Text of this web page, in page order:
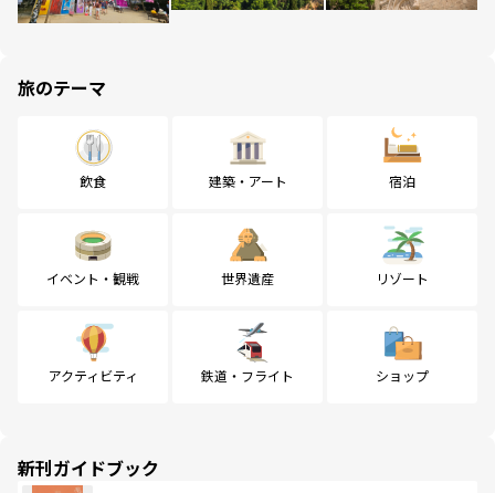
旅のテーマ
飲食 建築・アート 宿泊
イベント・観戦 世界遺産 リゾート
アクティビティ 鉄道・フライト ショップ
新刊ガイドブック